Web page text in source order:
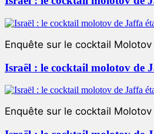
Enquête sur le cocktail
Israël : le cocktail molotov de
Enquête sur le cocktail